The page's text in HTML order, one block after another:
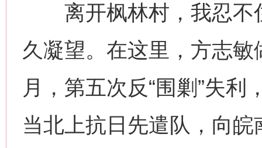
离开枫林村，我忍不
久凝望。在这里，方志
月，第五次反“围剿”失
当北上抗日先遣队，向